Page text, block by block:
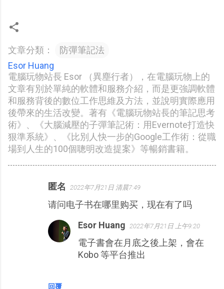
文章分類：
防彈筆記法
Esor Huang
電腦玩物站長 Esor （異塵行者），在電腦玩物上的
文章有別於單純的軟體和服務介紹，而是更強調軟體
和服務背後的數位工作思維及方法，並說明實際應用
後帶來的生活改變。著有《電腦玩物站長的筆記思考
術》、《大腦減壓的子彈筆記術：用Evernote打造快
狠準系統》、《比別人快一步的Google工作術：從職
場到人生的100個聰明改造提案》等暢銷書籍。
匿名 2022年7月21日 清晨7:49
请问电子书在哪里购买，现在有了吗
回覆
Esor Huang 2022年7月21日 上午9:20
電子書會在月底之後上架，會在
Kobo 等平台推出